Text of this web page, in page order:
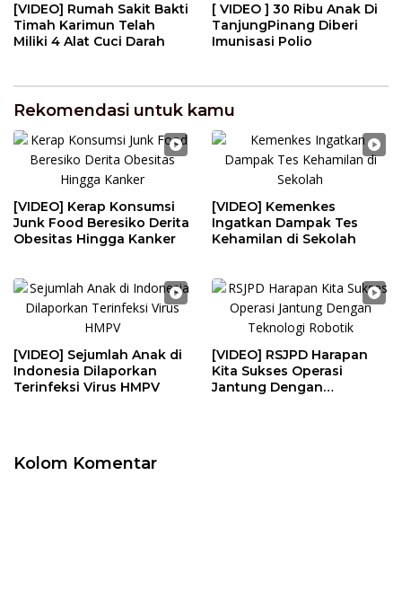
[VIDEO] Rumah Sakit Bakti
Timah Karimun Telah
Miliki 4 Alat Cuci Darah
[ VIDEO ] 30 Ribu Anak Di
TanjungPinang Diberi
Imunisasi Polio
Rekomendasi untuk kamu
[VIDEO] Kerap Konsumsi
Junk Food Beresiko Derita
Obesitas Hingga Kanker
[VIDEO] Kemenkes
Ingatkan Dampak Tes
Kehamilan di Sekolah
[VIDEO] Sejumlah Anak di
Indonesia Dilaporkan
Terinfeksi Virus HMPV
[VIDEO] RSJPD Harapan
Kita Sukses Operasi
Jantung Dengan
Kolom Komentar